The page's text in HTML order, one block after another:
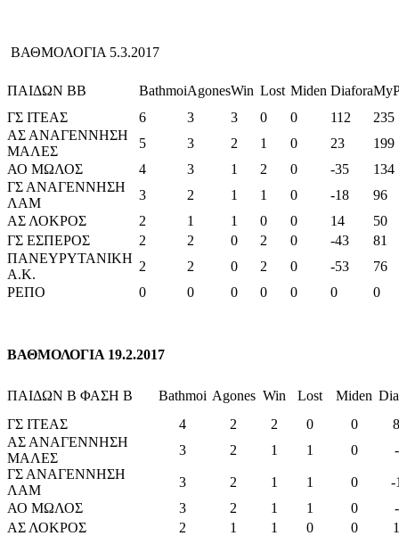
ΒΑΘΜΟΛΟΓΙΑ 5.3.2017
ΠΑΙΔΩΝ ΒΒ BathmoiAgonesWin Lost Miden Diafora
ΓΣ ΙΤΕΑΣ
6 3 3 0 0 112
235
ΑΣ ΑΝΑΓΕΝΝΗΣΗ
ΜΑΛΕΣ
5 3 2 1 0 23
199
ΑΟ ΜΩΛΟΣ
4 3 1 2 0 -35
134
ΓΣ ΑΝΑΓΕΝΝΗΣΗ
ΛΑΜ
3 2 1 1 0 -18
96
ΑΣ ΛΟΚΡΟΣ
2 1 1 0 0 14
50
ΓΣ ΕΣΠΕΡΟΣ
2 2 0 2 0 -43
81
ΠΑΝΕΥΡΥΤΑΝΙΚΗ
Α.Κ.
2 2 0 2 0 -53
76
ΡΕΠΟ
0 0 0 0 0 0 0
ΒΑΘΜΟΛΟΓΙΑ 19.2.2017
ΠΑΙΔΩΝ Β ΦΑΣΗ Β Bathmoi Agones Win Lost Miden
ΓΣ ΙΤΕΑΣ
4 2 2 0 0
ΑΣ ΑΝΑΓΕΝΝΗΣΗ
ΜΑΛΕΣ
3 2 1 1 0
ΓΣ ΑΝΑΓΕΝΝΗΣΗ
ΛΑΜ
3 2 1 1 0
-
ΑΟ ΜΩΛΟΣ
3 2 1 1 0
ΑΣ ΛΟΚΡΟΣ
2 1 1 0 0